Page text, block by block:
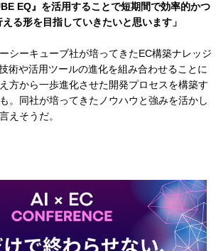
EQ』を活用することで短期間で効率的かつ
る形を目指していきたいと思います」
シーキューブ社が培ってきたEC構築ナレッジ
術や活用ツールの進化を組み合わせることに
方から一歩進化させた開発プロセスを構築す
。同社が培ってきたノウハウと強みを活かし
えそうだ。